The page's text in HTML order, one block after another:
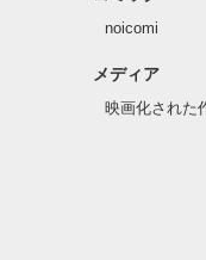
noicomi
メディア
映画化された